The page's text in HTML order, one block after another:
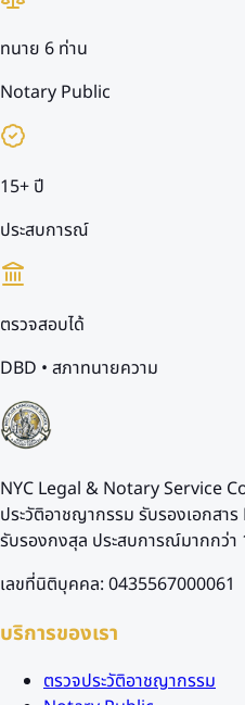
ทนาย 6 ท่าน
Notary Public
15+ ปี
ประสบการณ์
ตรวจสอบได้
DBD • สภาทนายความ
NYC Legal & Notary Service
ประวัติอาชญากรรม รับรองเอกสา
รับรองกงสุล ประสบการณ์มากกว่า
เลขที่นิติบุคคล: 0435567000061
บริการของเรา
ตรวจประวัติอาชญากรรม